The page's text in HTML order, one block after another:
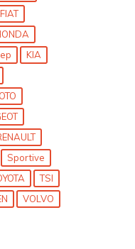
FIAT
KIA
Sportive
TSI
VOLVO